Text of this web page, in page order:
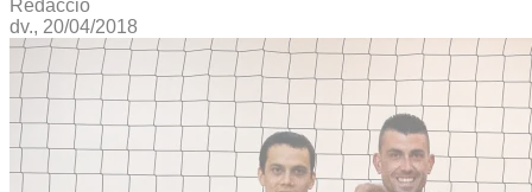
Redacció
dv., 20/04/2018